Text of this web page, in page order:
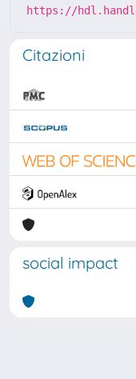
https://
Citazioni
social impact